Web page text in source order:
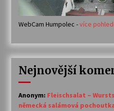
WebCam Humpolec -více
Nejnovější
Anonym: Fleischsalat –
německá salámová